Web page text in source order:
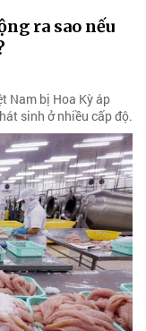
ra sao nếu
Nam bị Hoa Kỳ áp
sinh ở nhiều cấp độ.